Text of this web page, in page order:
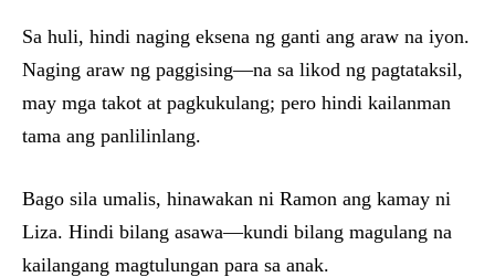
Sa huli, hindi naging eksena ng ganti ang araw na iyon.
Naging araw ng paggising—na sa likod ng pagtataksil,
may mga takot at pagkukulang; pero hindi kailanman
tama ang panlilinlang.
Bago sila umalis, hinawakan ni Ramon ang kamay ni
Liza. Hindi bilang asawa—kundi bilang magulang na
kailangang magtulungan para sa anak.